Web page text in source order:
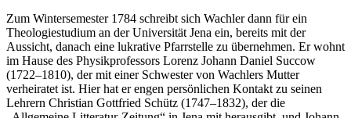
Zum Wintersemester 1784 schreibt sich Wachler dann für ein
Theologiestudium an der Universität Jena ein, bereits mit der
Aussicht, danach eine lukrative Pfarrstelle zu übernehmen. Er wohnt
im Hause des Physikprofessors Lorenz Johann Daniel Succow
(1722–1810), der mit einer Schwester von Wachlers Mutter
verheiratet ist. Hier hat er engen persönlichen Kontakt zu seinen
Lehrern Christian Gottfried Schütz (1747–1832), der die